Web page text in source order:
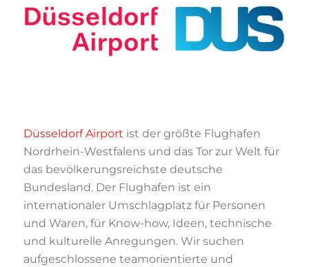
Düsseldorf Airport ist der größte Flughafen
Nordrhein-Westfalens und das Tor zur Welt für
das bevölkerungsreichste deutsche
Bundesland. Der Flughafen ist ein
internationaler Umschlagplatz für Personen
und Waren, für Know-how, Ideen, technische
und kulturelle Anregungen. Wir suchen
aufgeschlossene teamorientierte und